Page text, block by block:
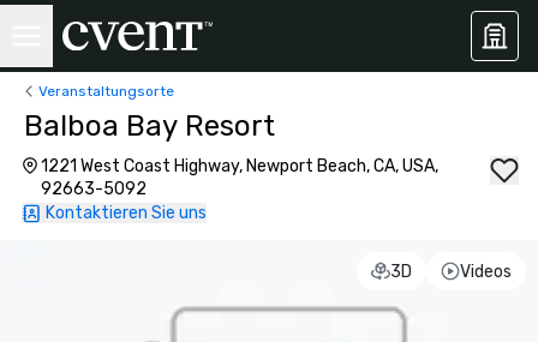
Veranstaltungsorte
Balboa Bay Resort
1221 West Coast Highway, Newport Beach, CA, USA,
92663-5092
Kontaktieren Sie uns
3D Videos